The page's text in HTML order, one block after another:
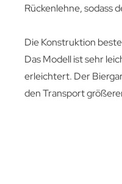
Rückenlehne, sodass
Die Konstruktion
Das Modell ist sehr
erleichtert. Der
den Transport